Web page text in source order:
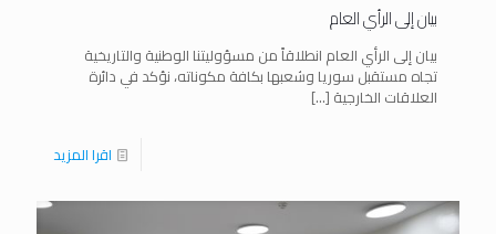
بيان إلى الرأي العام
بيان إلى الرأي العام انطلاقاً من مسؤوليتنا الوطنية والتاريخية
تجاه مستقبل سوريا وشعبها بكافة مكوناته، نؤكد في دائرة
العلاقات الخارجية […]
اقرا المزيد